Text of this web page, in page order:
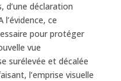
d’une déclaration
l’évidence, ce
pour protéger
vue
surélevée et décalée
l’emprise visuelle